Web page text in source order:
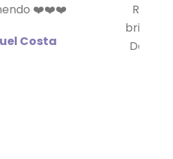
❤️❤️❤️
Costa
Rio,
Deu